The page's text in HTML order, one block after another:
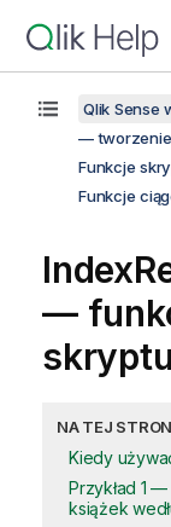
Qlik Sense
— tworzenie
Funkcje
Funkcje
—
NA TEJ
Kiedy
Przykład 1
książek